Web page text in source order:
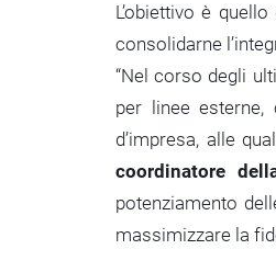
L’obiettivo è
consolidarne
“Nel corso degli
per linee esterne,
d’impresa, alle
coordinatore
potenziamento
massimizzare la